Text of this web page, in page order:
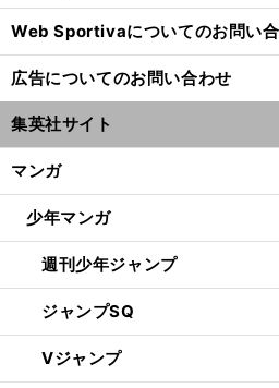
Web Sportivaについてのお問い
広告についてのお問い合わせ
集英社サイト
マンガ
少年マンガ
週刊少年ジャンプ
ジャンプSQ
Vジャンプ